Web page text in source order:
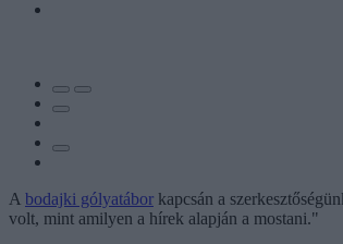
A bodajki gólyatábor kapcsán a
volt, mint amilyen a hírek alapján a mostani."